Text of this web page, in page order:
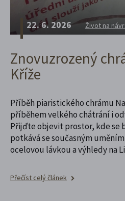
22. 6. 2026 Život na
Znovuzrozený
Kříže
Příběh piaristického chrámu
příběhem velkého chátrání i
Přijďte objevit prostor, kde se
potkává se současným
ocelovou lávkou a výhledy na
Přečíst celý článek